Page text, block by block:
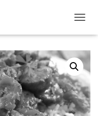
É
L
R
L
A
N